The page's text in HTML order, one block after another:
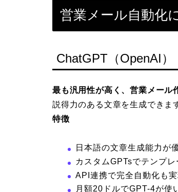
営業メール自動化
ChatGPT（OpenAI）
最も汎用性が高く、営業メール
説得力のある文章を生成できま
特徴
日本語の文章生成能力が
カスタムGPTsでテンプ
API連携で完全自動化も
月額20ドルでGPT-4が使